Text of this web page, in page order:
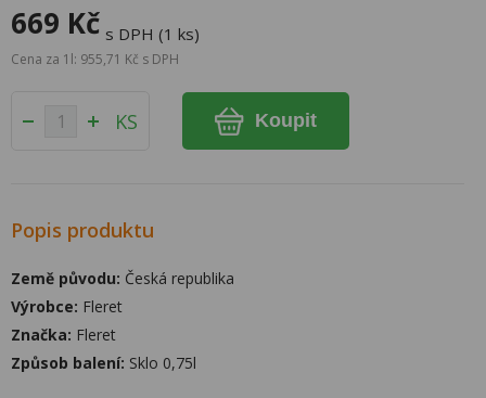
669 Kč s DPH (1 ks)
Cena za 1l: 955,71 Kč s DPH
KS Koupit
Popis produktu
Země původu: Česká republika
Výrobce: Fleret
Značka: Fleret
Způsob balení: Sklo 0,75l